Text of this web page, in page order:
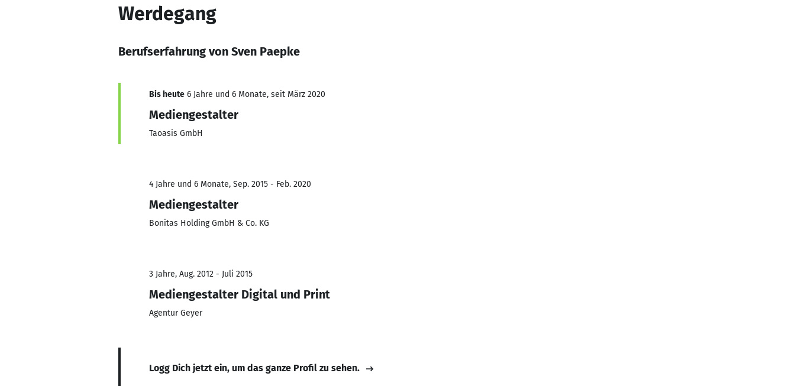
Werdegang
Berufserfahrung von Sven Paepke
Bis heute 6 Jahre und 6 Monate, seit März 2020
Mediengestalter
Taoasis GmbH
4 Jahre und 6 Monate, Sep. 2015 - Feb. 2020
Mediengestalter
Bonitas Holding GmbH & Co. KG
3 Jahre, Aug. 2012 - Juli 2015
Mediengestalter Digital und Print
Agentur Geyer
Logg Dich jetzt ein, um das ganze Profil zu sehen.